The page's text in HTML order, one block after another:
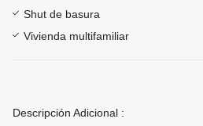
Shut de basura
Vivienda multifamiliar
Descripción Adicional :